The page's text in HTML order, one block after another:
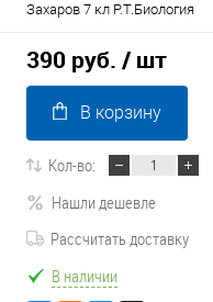
Захаров 7 кл Р.Т.Биология
390 руб. / шт
В корзину
Кол-во:
Нашли дешевле
Рассчитать доставку
В наличии